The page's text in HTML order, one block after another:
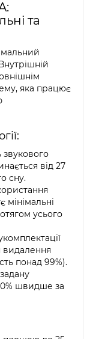
та
яка працює
звукового
від 27
сну.
мінімальні
усього
видалення
понад 99%).
швидше за